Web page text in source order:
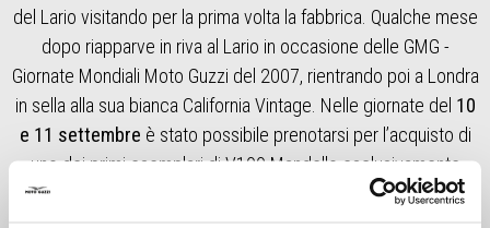
del Lario visitando per la prima volta la fabbrica. Qualche mese
dopo riapparve in riva al Lario in occasione delle GMG -
Giornate Mondiali Moto Guzzi del 2007, rientrando poi a Londra
in sella alla sua bianca California Vintage. Nelle giornate del 10
e 11 settembre è stato possibile prenotarsi per l’acquisto di
uno dei primi esemplari di V100 Mandello esclusivamente
presso lo storico stabilimento di via Parodi. A partire dal12